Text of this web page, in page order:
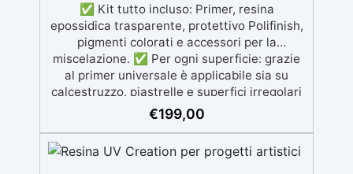
✅ Kit tutto incluso: Primer, resina
epossidica trasparente, protettivo Polifinish,
pigmenti colorati e accessori per la
miscelazione. ✅ Per ogni superficie: grazie
al primer universale è applicabile sia su
calcestruzzo, piastrelle e superfici irregolari
o danneggiate. ✅ Facile da applicare: Video
Guida completa inclusa, 3 semplici passaggi,
finitura protettiva antigraffio. ✅ Risultati
€199,00